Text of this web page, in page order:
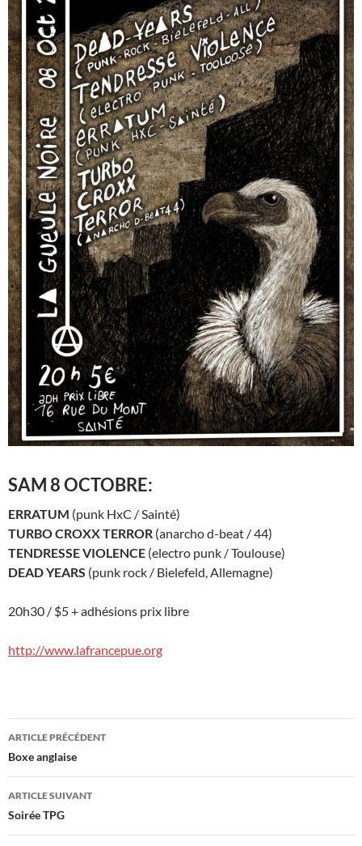
SAM 8 OCTOBRE:
ERRATUM (punk HxC / Sainté)
TURBO CROXX TERROR (anarcho d-beat / 44)
TENDRESSE VIOLENCE (electro punk / Toulouse)
DEAD YEARS (punk rock / Bielefeld, Allemagne)
20h30 / $5 + adhésions prix libre
http://www.lafrancepue.org
Navigation
des
articles
ARTICLE PRÉCÉDENT
Boxe anglaise
ARTICLE SUIVANT
Soirée TPG